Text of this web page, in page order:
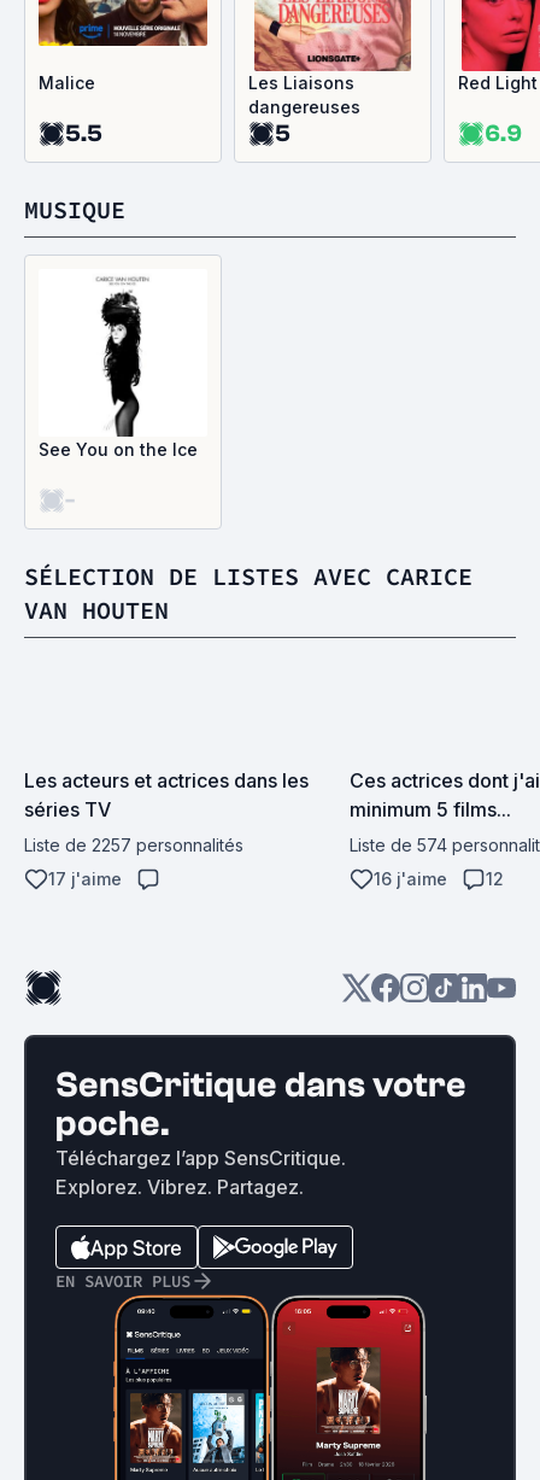
Malice
5.5
Les Liaisons
dangereuses
5
Red Light
6.9
MUSIQUE
See You on the Ice
-
SÉLECTION DE LISTES AVEC CARICE
VAN HOUTEN
Les acteurs et actrices dans les
séries TV
Liste de 2257 personnalités
17 j'aime
Ces actrices dont
minimum 5 films...
Liste de 574
16 j'aime
12
SensCritique dans votre
poche.
Téléchargez l’app SensCritique.
Explorez. Vibrez. Partagez.
EN SAVOIR PLUS